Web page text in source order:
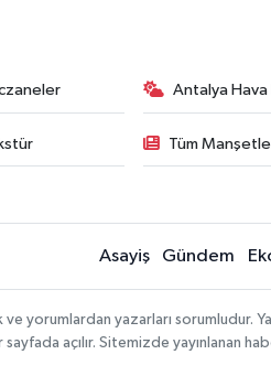
Antalya Hava
Tüm
Asayiş Gündem
ve yorumlardan yazarları sorumludur.
sayfada açılır. Sitemizde yayınlanan